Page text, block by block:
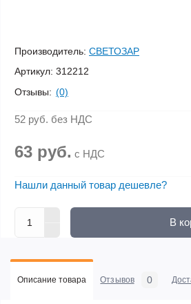
Производитель: СВЕТОЗАР
Артикул: 312212
Отзывы: (0)
52 руб. без НДС
63 руб. с НДС
Нашли данный товар дешевле?
В
Описание товара Отзывов 0